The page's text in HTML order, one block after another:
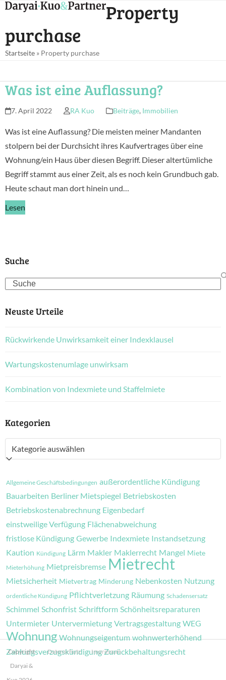
Skip
content
Open
menu
Close
menu
Property
purchase
Startseite » Property purchase
Was ist eine Auflassung?
7. April 2022 RA Kuo Beiträge, Immobilien
Was ist eine Auflassung? Die meisten meiner Mandanten
stolpern bei der Durchsicht ihres Kaufvertrages über eine
Wohnung/ein Haus über diesen Begriff. Dieser altertümliche
Begriff stammt aus einer Zeit, als es noch kein Grundbuch gab.
Heute schaut man dort hinein und…
Lesen
Suche
Search
Neuste Urteile
Rückwirkende Unwirksamkeit einer Indexklausel
Wartungskostenumlage unwirksam
Kombination von Indexmiete und Staffelmiete
Kategorien
Kategorien
Allgemeine Geschäftsbedingungen außerordentliche Kündigung
Bauarbeiten Berliner Mietspiegel Betriebskosten
Betriebskostenabrechnung Eigenbedarf
einstweilige Verfügung Flächenabweichung
fristlose Kündigung Gewerbe Indexmiete Instandsetzung
Kaution Kündigung Lärm Makler Maklerrecht Mangel Miete
Mieterhöhung Mietpreisbremse Mietrecht
Mietsicherheit Mietvertrag Minderung Nebenkosten Nutzung
ordentliche Kündigung Pflichtverletzung Räumung Schadensersatz
Schimmel Schonfrist Schriftform Schönheitsreparaturen
Untermieter Untervermietung Vertragsgestaltung WEG
Wohnung Wohnungseigentum wohnwerterhöhend
Zahlungsverzugskündigung Zurückbehaltungsrecht
Copyright
Daryai &
Datenschutz Impressum